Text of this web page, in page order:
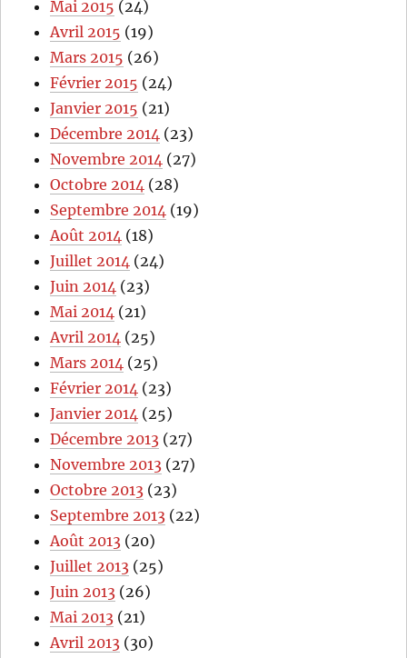
Mai 2015 (24)
Avril 2015 (19)
Mars 2015 (26)
Février 2015 (24)
Janvier 2015 (21)
Décembre 2014 (23)
Novembre 2014 (27)
Octobre 2014 (28)
Septembre 2014 (19)
Août 2014 (18)
Juillet 2014 (24)
Juin 2014 (23)
Mai 2014 (21)
Avril 2014 (25)
Mars 2014 (25)
Février 2014 (23)
Janvier 2014 (25)
Décembre 2013 (27)
Novembre 2013 (27)
Octobre 2013 (23)
Septembre 2013 (22)
Août 2013 (20)
Juillet 2013 (25)
Juin 2013 (26)
Mai 2013 (21)
Avril 2013 (30)